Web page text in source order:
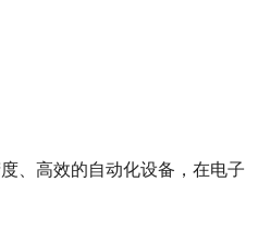
、高效的自动化设备，在电子